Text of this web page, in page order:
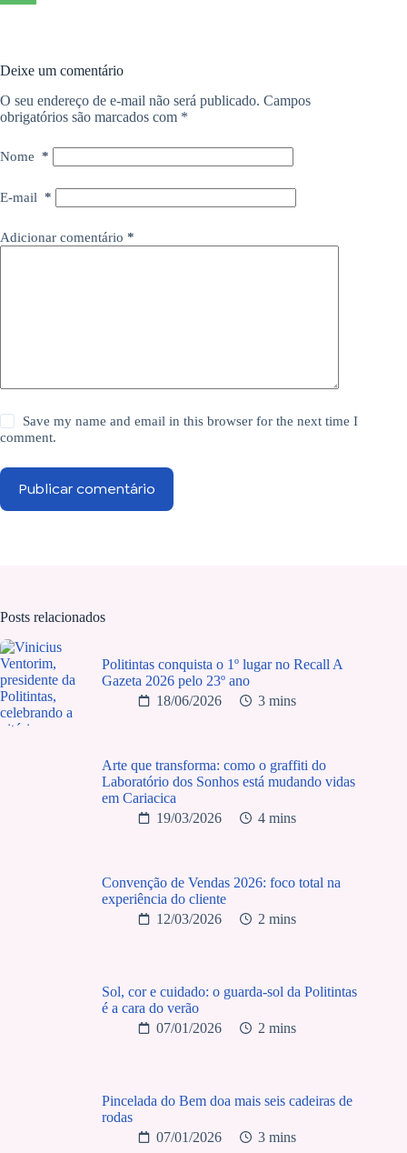
Deixe um comentário
O seu endereço de e-mail não será publicado. Campos
obrigatórios são marcados com *
Nome *
E-mail *
Adicionar comentário *
Save my name and email in this browser for the next time I
comment.
Publicar comentário
Posts relacionados
Politintas conquista o 1º lugar no Recall A
Gazeta 2026 pelo 23º ano
18/06/2026
3 mins
Arte que transforma: como o graffiti do
Laboratório dos Sonhos está mudando vidas
em Cariacica
19/03/2026
4 mins
Convenção de Vendas 2026: foco total na
experiência do cliente
12/03/2026
2 mins
Sol, cor e cuidado: o guarda-sol da Politintas
é a cara do verão
07/01/2026
2 mins
Pincelada do Bem doa mais seis cadeiras de
rodas
07/01/2026
3 mins